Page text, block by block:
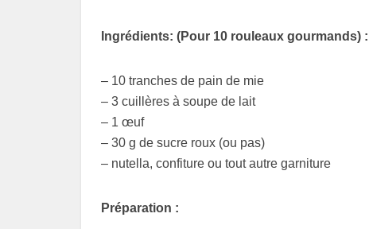
Ingrédients: (Pour 10 rouleaux gourmands) :
– 10 tranches de pain de mie
– 3 cuillères à soupe de lait
– 1 œuf
– 30 g de sucre roux (ou pas)
– nutella, confiture ou tout autre garniture
Préparation :